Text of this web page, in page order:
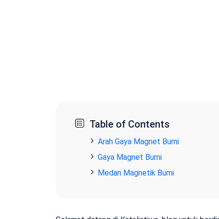
Table of Contents
Arah Gaya Magnet Bumi
Gaya Magnet Bumi
Medan Magnetik Bumi